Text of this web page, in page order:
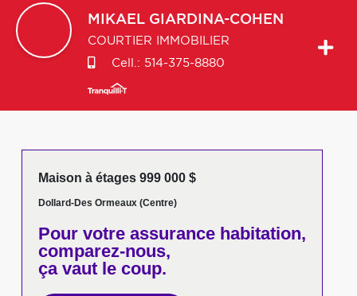
MIKAEL GIARDINA-COHEN
COURTIER IMMOBILIER
Cell.: 514-375-8880
Maison à étages 999 000 $
Dollard-Des Ormeaux (Centre)
Pour votreassurance habitation,
comparez-nous,
ça vaut le coup.